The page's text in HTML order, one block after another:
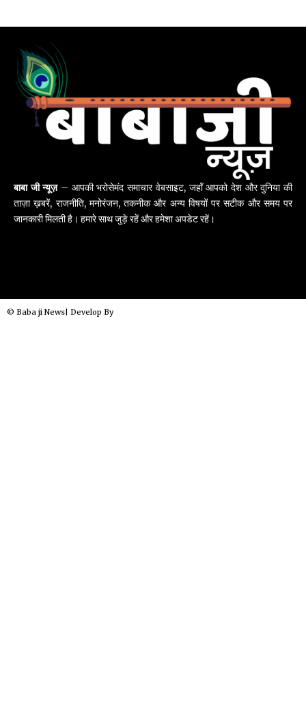
बाबा जी न्यूज़– आपकी भरोसेमंद समाचार वेबसाइट, जहाँ आपको देश और दुनिया की
ताज़ा ख़बरें, राजनीति, मनोरंजन, तकनीक और अन्य विषयों पर सटीक और समय पर
जानकारी मिलती है। हमारे साथ जुड़े रहें और हमेशा अपडेट रहें।
© Baba ji News| Develop By